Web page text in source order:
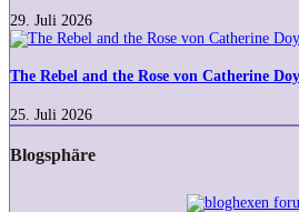
Twitch
streamen?
29. Juli 2026
The
and
Rose
von
Doyle
The Rebel and the Rose von Catherine
25. Juli 2026
Blogsphäre